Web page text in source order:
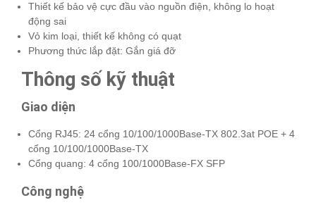
Thiết kế bảo vệ cực đầu vào nguồn điện, không lo hoạt
động sai
Vỏ kim loại, thiết kế không có quạt
Phương thức lắp đặt: Gắn giá đỡ
Thông số kỹ thuật
Giao diện
Cổng RJ45: 24 cổng 10/100/1000Base-TX 802.3at POE + 4
cổng 10/100/1000Base-TX
Cổng quang: 4 cổng 100/1000Base-FX SFP
Công nghệ